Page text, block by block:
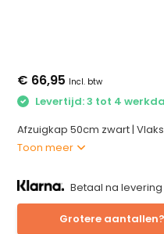
€ 66,95 Incl. btw
Levertijd: 3 tot 4
Afzuigkap 50cm zwart |
Toon meer
Betaal na levering
Grotere